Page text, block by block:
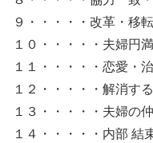
９・・・・・改革・移
１０・・・・・夫婦円満
１１・・・・・恋愛・
１２・・・・・解消す
１３・・・・・夫婦の
１４・・・・・内部 結